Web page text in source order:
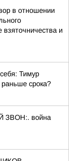
в отношении
и
Тимур
срока?
ЗВОН:. война